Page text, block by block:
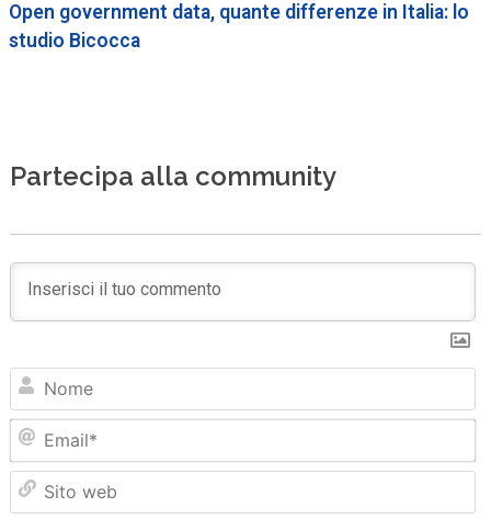
Open government data, quante differenze in Italia: lo
studio Bicocca
Partecipa alla community